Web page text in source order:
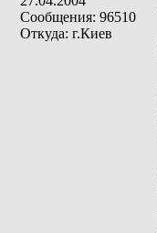
Сообщения: 96510
Откуда: г.Киев